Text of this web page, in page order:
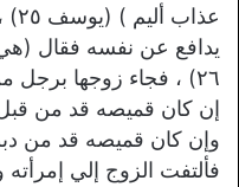
يدافع عن نفسه فقال
٢٦) ، فجاء زوجها برجل
إن كان قميصه قد من
وإن كان قميصه قد من
فألتفت الزوج إلي